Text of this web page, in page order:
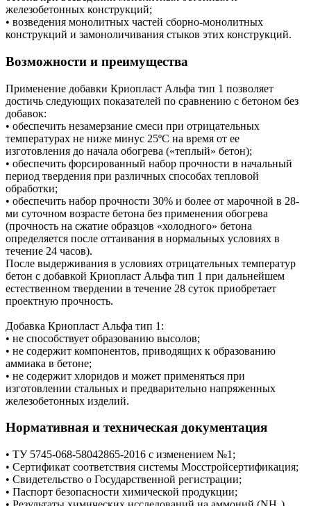
железобетонных конструкций;
• возведения монолитных частей сборно-монолитных
конструкций и замоноличивания стыков этих конструкций.
Возможности и преимущества
Применение добавки Криопласт Альфа тип 1 позволяет
достичь следующих показателей по сравнению с бетоном без
добавок:
• обеспечить незамерзание смеси при отрицательных
температурах не ниже минус 25ºС на время от ее
изготовления до начала обогрева («теплый» бетон);
• обеспечить форсированный набор прочности в начальный
период твердения при различных способах тепловой
обработки;
• обеспечить набор прочности 30% и более от марочной в 28-
ми суточном возрасте бетона без применения обогрева
(прочность на сжатие образцов «холодного» бетона
определяется после оттаивания в нормальных условиях в
течение 24 часов).
После выдерживания в условиях отрицательных температур
бетон с добавкой Криопласт Альфа тип 1 при дальнейшем
естественном твердении в течение 28 суток приобретает
проектную прочность.
Добавка Криопласт Альфа тип 1:
• не способствует образованию высолов;
• не содержит компонентов, приводящих к образованию
аммиака в бетоне;
• не содержит хлоридов и может применяться при
изготовлении стальных и предварительно напряженных
железобетонных изделий.
Нормативная и техническая документация
• ТУ 5745-068-58042865-2016 с изменением №1;
• Сертификат соответствия системы Мосстройсертификация;
• Свидетельство о Государственной регистрации;
• Паспорт безопасности химической продукции;